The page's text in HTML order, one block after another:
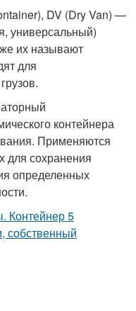
DV (Dry Van) —
универсальный)
их называют
для
контейнера
Применяются
для сохранения
определенных